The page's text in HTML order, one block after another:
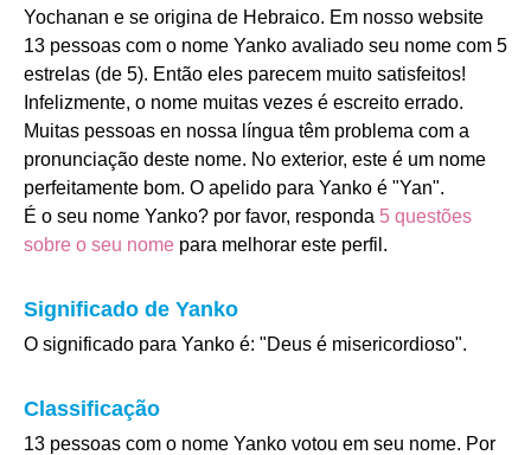
Yochanan e se origina de Hebraico. Em nosso website
13 pessoas com o nome Yanko avaliado seu nome com 5
estrelas (de 5). Então eles parecem muito satisfeitos!
Infelizmente, o nome muitas vezes é escreito errado.
Muitas pessoas en nossa língua têm problema com a
pronunciação deste nome. No exterior, este é um nome
perfeitamente bom. O apelido para Yanko é "Yan".
É o seu nome Yanko? por favor, responda 5 questões
sobre o seu nome para melhorar este perfil.
Significado de Yanko
O significado para Yanko é: "Deus é misericordioso".
Classificação
13 pessoas com o nome Yanko votou em seu nome. Por